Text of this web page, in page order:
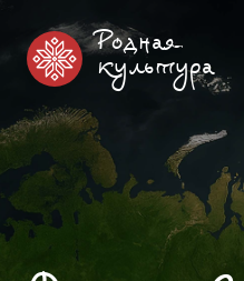
Родная
культура